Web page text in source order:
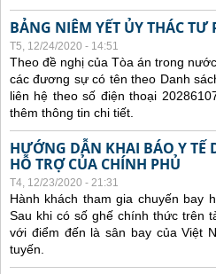
BẢNG NIÊM YẾT ỦY THÁC
T5, 12/24/2020 - 14:51
Theo đề nghị của Tòa án trong
các đương sự có tên theo Danh
liên hệ theo số điện thoại
thêm thông tin chi tiết.
HƯỚNG DẪN KHAI BÁO Y TẾ
HỖ TRỢ CỦA CHÍNH PHỦ
T4, 12/23/2020 - 21:31
Hành khách tham gia chuyến bay
Sau khi có số ghế chính thức trên
với điểm đến là sân bay của Việt
tuyến.